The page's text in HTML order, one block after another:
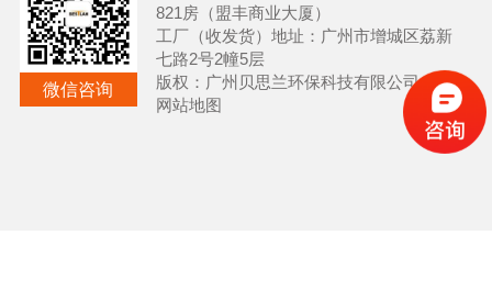
微信咨询
821房（盟丰商业大厦）
工厂（收发货）地址：广州市增城区荔新
七路2号2幢5层
版权：广州贝思兰环保科技有限公司
网站地图